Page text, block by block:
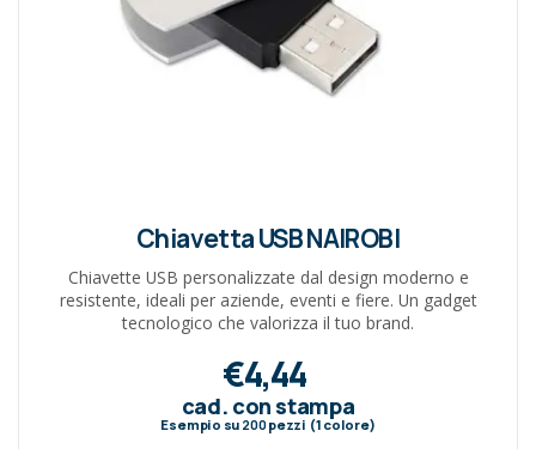
Chiavetta USB NAIROBI
Chiavette USB personalizzate dal design moderno e
resistente, ideali per aziende, eventi e fiere. Un gadget
tecnologico che valorizza il tuo brand.
€4,44
cad. con stampa
Esempio su 200pezzi (1 colore)